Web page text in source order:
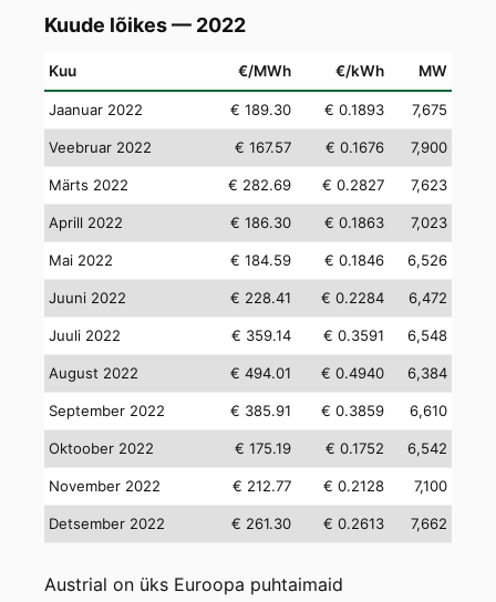
Kuude lõikes — 2022
Kuu €/MWh €/kWh MW
Jaanuar 2022 € 189.30 € 0.1893 7,675
Veebruar 2022 € 167.57 € 0.1676 7,900
Märts 2022 € 282.69 € 0.2827 7,623
Aprill 2022 € 186.30 € 0.1863 7,023
Mai 2022 € 184.59 € 0.1846 6,526
Juuni 2022 € 228.41 € 0.2284 6,472
Juuli 2022 € 359.14 € 0.3591 6,548
August 2022 € 494.01 € 0.4940 6,384
September 2022 € 385.91 € 0.3859 6,610
Oktoober 2022 € 175.19 € 0.1752 6,542
November 2022 € 212.77 € 0.2128 7,100
Detsember 2022 € 261.30 € 0.2613 7,662
Austrial on üks Euroopa puhtaimaid